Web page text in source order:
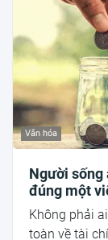
Văn hóa
Người sống
đúng một
Không phải
toàn về tài